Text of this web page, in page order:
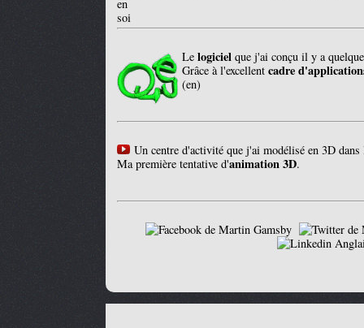
Le logiciel que j'ai conçu il y a
Grâce à l'excellent cadre
(en)
Un centre d'activité que j'ai modélisé en 3D
Ma première tentative d'animation 3D.